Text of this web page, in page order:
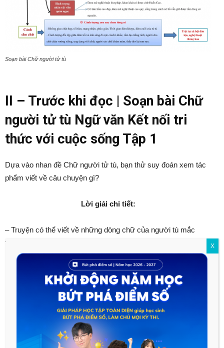
Soạn bài Chữ người tử tù
II – Trước khi đọc | Soạn bài Chữ
người tử tù Ngữ văn Kết nối tri
thức với cuộc sống Tập 1
Dựa vào nhan đề Chữ người tử tù, bạn thử suy đoán xem tác
phẩm viết về câu chuyện gì?
Lời giải chi tiết:
– Truyện có thể viết về những dòng chữ của người tù mắc
trọng tội.
III – Trong khi đọc | Soạn bài Chữ
người tử tù Ngữ văn Kết nối tri
thức với cuộc sống Tập 1
Câu 1 (SGK Ngữ Văn 10 Kết nối tri thức
X